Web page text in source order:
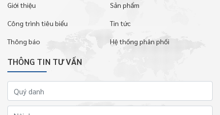
Giới thiệu Sản phẩm
Công trình tiêu biểu Tin tức
Thông báo Hệ thống phân phối
THÔNG TIN TƯ VẤN